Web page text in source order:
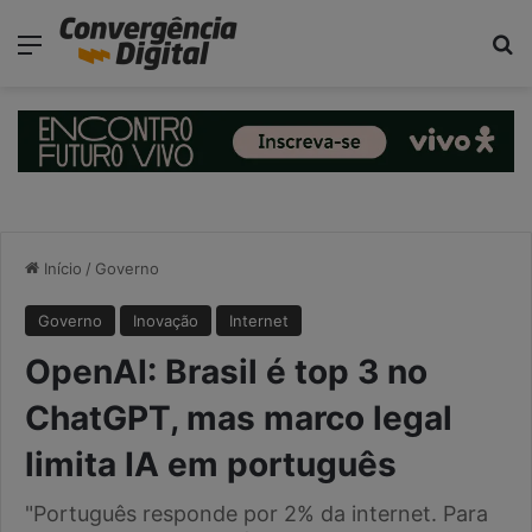
Menu
Início / Governo
Governo Inovação Internet
OpenAI: Brasil é top 3 no
ChatGPT, mas marco legal
limita IA em português
"Português responde por 2% da internet. Para